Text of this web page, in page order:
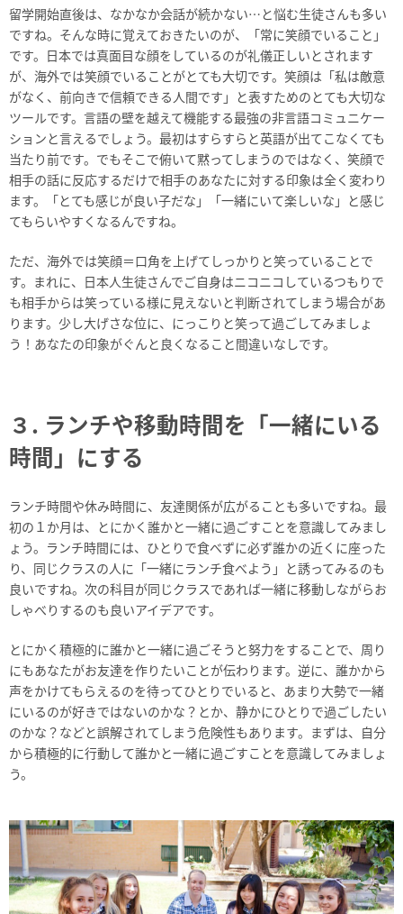
留学開始直後は、なかなか会話が続かない…と悩む生徒さんも多い
ですね。そんな時に覚えておきたいのが、「常に笑顔でいること」
です。日本では真面目な顔をしているのが礼儀正しいとされます
が、海外では笑顔でいることがとても大切です。笑顔は「私は敵意
がなく、前向きで信頼できる人間です」と表すためのとても大切な
ツールです。言語の壁を越えて機能する最強の非言語コミュニケー
ションと言えるでしょう。最初はすらすらと英語が出てこなくても
当たり前です。でもそこで俯いて黙ってしまうのではなく、笑顔で
相手の話に反応するだけで相手のあなたに対する印象は全く変わり
ます。「とても感じが良い子だな」「一緒にいて楽しいな」と感じ
てもらいやすくなるんですね。
ただ、海外では笑顔＝口角を上げてしっかりと笑っていることで
す。まれに、日本人生徒さんでご自身はニコニコしているつもりで
も相手からは笑っている様に見えないと判断されてしまう場合があ
ります。少し大げさな位に、にっこりと笑って過ごしてみましょ
う！あなたの印象がぐんと良くなること間違いなしです。
３. ランチや移動時間を「一緒にいる
時間」にする
ランチ時間や休み時間に、友達関係が広がることも多いですね。最
初の１か月は、とにかく誰かと一緒に過ごすことを意識してみまし
ょう。ランチ時間には、ひとりで食べずに必ず誰かの近くに座った
り、同じクラスの人に「一緒にランチ食べよう」と誘ってみるのも
良いですね。次の科目が同じクラスであれば一緒に移動しながらお
しゃべりするのも良いアイデアです。
とにかく積極的に誰かと一緒に過ごそうと努力をすることで、周り
にもあなたがお友達を作りたいことが伝わります。逆に、誰かから
声をかけてもらえるのを待ってひとりでいると、あまり大勢で一緒
にいるのが好きではないのかな？とか、静かにひとりで過ごしたい
のかな？などと誤解されてしまう危険性もあります。まずは、自分
から積極的に行動して誰かと一緒に過ごすことを意識してみましょ
う。